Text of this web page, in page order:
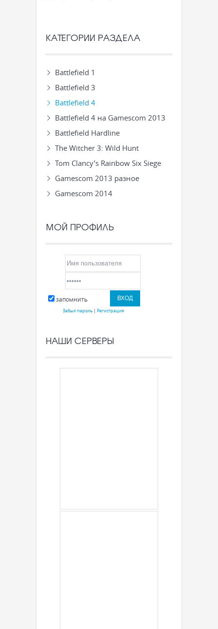
КАТЕГОРИИ РАЗДЕЛА
Battlefield 1
Battlefield 3
Battlefield 4
Battlefield 4 на Gamescom 2013
Battlefield Hardline
The Witcher 3: Wild Hunt
Tom Clancy’s Rainbow Six Siege
Gamescom 2013 разное
Gamescom 2014
МОЙ ПРОФИЛЬ
запомнить
Забыл пароль| Регистрация
НАШИ СЕРВЕРЫ